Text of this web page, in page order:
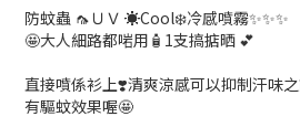
防蚊蟲 🦟ＵＶ ☀️Cool❄️冷感噴霧✨✨✨
🤩大人細路都啱用🧴1支搞掂晒 💕
直接噴係衫上❣️清爽涼感可以抑制汗味
有驅蚊效果喔🤩